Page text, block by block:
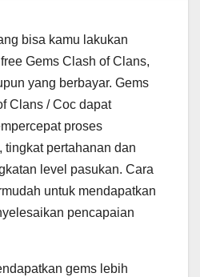
bisa kamu lakukan
Gems Clash of Clans,
yang berbayar. Gems
Clans / Coc dapat
proses
tingkat pertahanan dan
level pasukan. Cara
untuk mendapatkan
pencapaian
gems lebih